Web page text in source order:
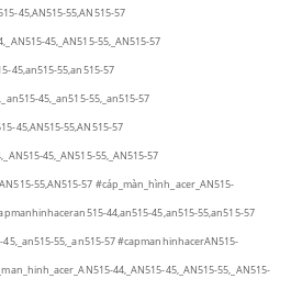
45,AN515-55,AN515-57
45,_AN515-55,_AN515-57
45,an515-55,an515-57
45,_an515-55,_an515-57
45,AN515-55,AN515-57
45,_AN515-55,_AN515-57
55,AN515-57 #cáp_màn_hình_acer_AN515-
44,an515-45,an515-55,an515-57
55,_an515-57#capmanhinhacerAN515-
44,_AN515-45,_AN515-55,_AN515-